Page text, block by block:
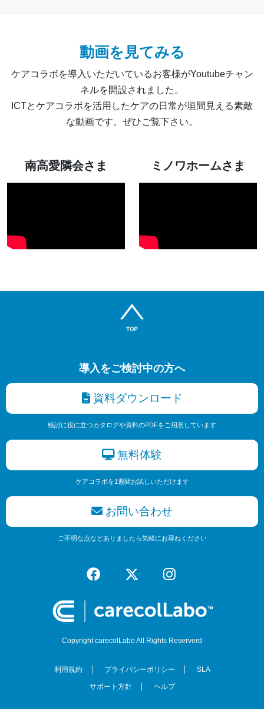
動画を見てみる
ケアコラボを導入いただいているお客様がYoutubeチャン
ネルを開設されました。
ICTとケアコラボを活用したケアの日常が垣間見える素敵
な動画です。ぜひご覧下さい。
南高愛隣会さま ミノワホームさま
導入をご検討中の方へ
資料ダウンロード
検討に役に立つカタログや資料のPDFをご用意しています
無料体験
ケアコラボを1週間お試しいただけます
お問い合わせ
ご不明な点などありましたら気軽にお尋ねください
Copyright carecolLabo All Rights Reserverd
利用規約 プライバシーポリシー SLA
サポート方針 ヘルプ